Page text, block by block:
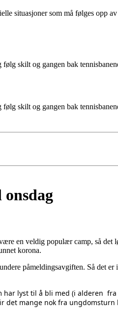
situasjoner som må følges opp
skilt og gangen bak
skilt og gangen bak
en veldig populær camp, så det
korona.
påmeldingsavgiften. Så det er
lyst til å bli med (i alderen fra
mange nok fra